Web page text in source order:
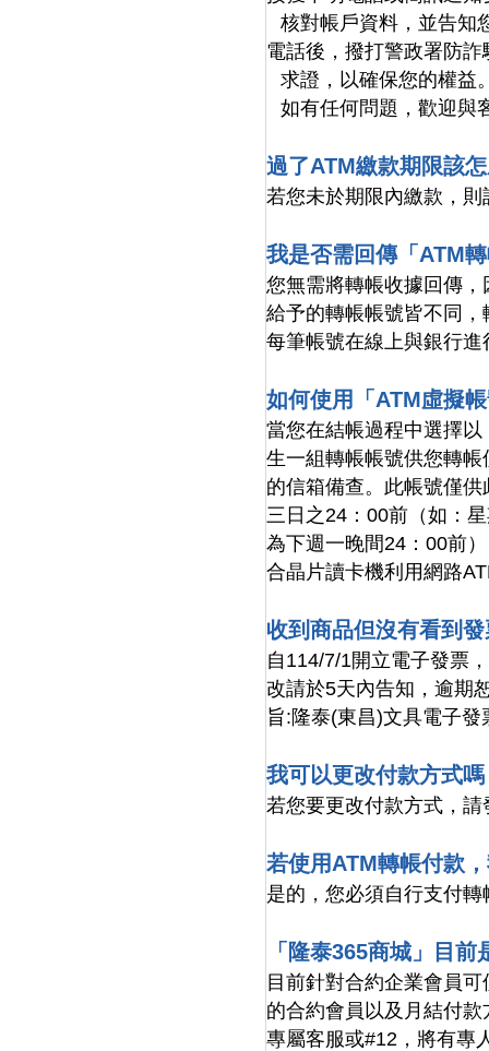
核對帳戶資料，並告知
電話後，撥打警政署防詐
求證，以確保您的權益
如有任何問題，歡迎與
過了ATM繳款期限該
若您未於期限內繳款，
我是否需回傳「ATM
您無需將轉帳收據回傳
給予的轉帳帳號皆不同
每筆帳號在線上與銀行
如何使用「ATM虛擬
當您在結帳過程中選擇
生一組轉帳帳號供您轉
的信箱備查。此帳號僅
三日之24：00前（如：
為下週一晚間24：00前
合晶片讀卡機利用網路
收到商品但沒有看到
自114/7/1開立電子發票
改請於5天內告知，逾期
旨:隆泰(東昌)文具電子發
我可以更改付款方式嗎
若您要更改付款方式，
若使用ATM轉帳付款
是的，您必須自行支付轉
「隆泰365商城」目
目前針對合約企業會員
的合約會員以及月結付
專屬客服或#12，將有專